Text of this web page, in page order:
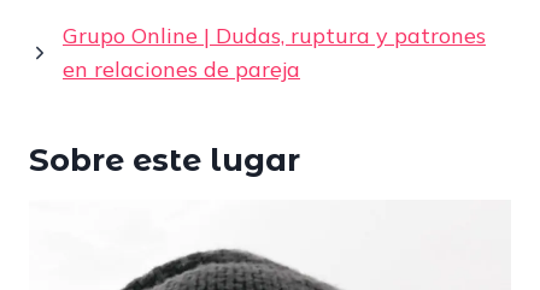
Grupo Online | Dudas, ruptura y patrones
en relaciones de pareja
Sobre este lugar